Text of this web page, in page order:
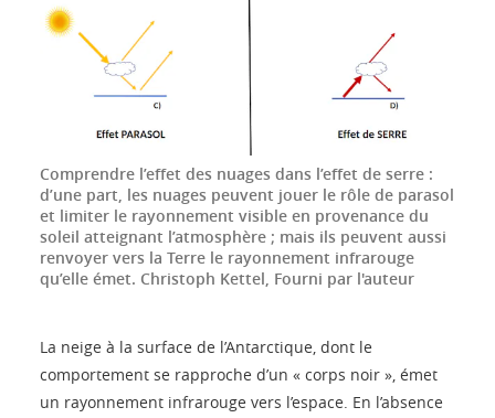
Comprendre l’effet des nuages dans l’effet de serre :
d’une part, les nuages peuvent jouer le rôle de parasol
et limiter le rayonnement visible en provenance du
soleil atteignant l’atmosphère ; mais ils peuvent aussi
renvoyer vers la Terre le rayonnement infrarouge
qu’elle émet. Christoph Kettel, Fourni par l'auteur
La neige à la surface de l’Antarctique, dont le
comportement se rapproche d’un « corps noir », émet
un rayonnement infrarouge vers l’espace. En l’absence